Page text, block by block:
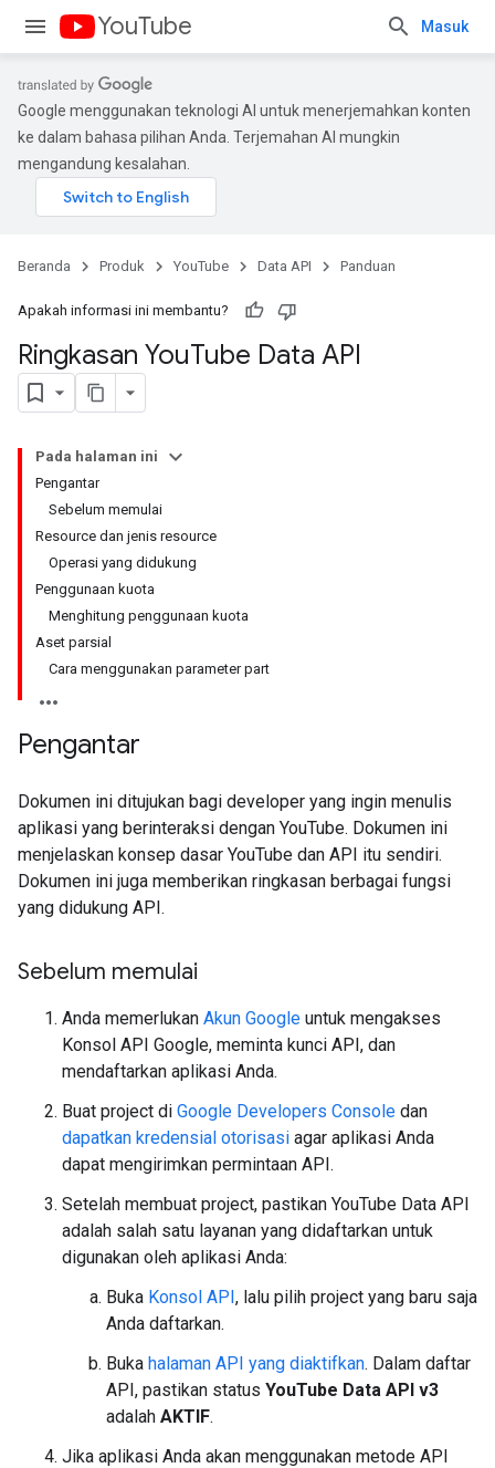
YouTube Masuk
Google menggunakan teknologi AI untuk menerjemahkan konten
ke dalam bahasa pilihan Anda. Terjemahan AI mungkin
mengandung kesalahan.
Beranda Produk YouTube Data API Panduan
Apakah informasi ini membantu?
Ringkasan YouTube Data API
Pada halaman ini
Pengantar
Sebelum memulai
Resource dan jenis resource
Operasi yang didukung
Penggunaan kuota
Menghitung penggunaan kuota
Aset parsial
Cara menggunakan parameter part
Pengantar
Dokumen ini ditujukan bagi developer yang ingin menulis
aplikasi yang berinteraksi dengan YouTube. Dokumen ini
menjelaskan konsep dasar YouTube dan API itu sendiri.
Dokumen ini juga memberikan ringkasan berbagai fungsi
yang didukung API.
Sebelum memulai
Anda memerlukan Akun Google untuk mengakses
Konsol API Google, meminta kunci API, dan
mendaftarkan aplikasi Anda.
Buat project di Google Developers Console dan
dapatkan kredensial otorisasi agar aplikasi Anda
dapat mengirimkan permintaan API.
Setelah membuat project, pastikan YouTube Data API
adalah salah satu layanan yang didaftarkan untuk
digunakan oleh aplikasi Anda:
Buka Konsol API, lalu pilih project yang baru saja
Anda daftarkan.
Buka halaman API yang diaktifkan. Dalam daftar
API, pastikan status YouTube Data API v3
adalah AKTIF.
Jika aplikasi Anda akan menggunakan metode API